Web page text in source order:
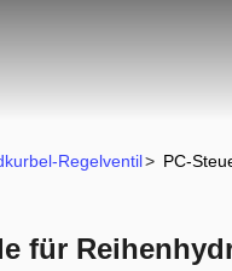
Regelventil> PC-
für